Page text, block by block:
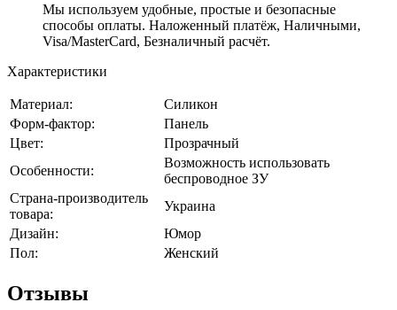
Мы используем удобные, простые и безопасные
способы оплаты. Наложенный платёж, Наличными,
Visa/MasterCard, Безналичный расчёт.
Характеристики
Материал:
Силикон
Форм-фактор:
Панель
Цвет:
Прозрачный
Особенности:
Возможность использовать
беспроводное ЗУ
Страна-производитель
товара:
Украина
Дизайн:
Юмор
Пол:
Женский
Отзывы